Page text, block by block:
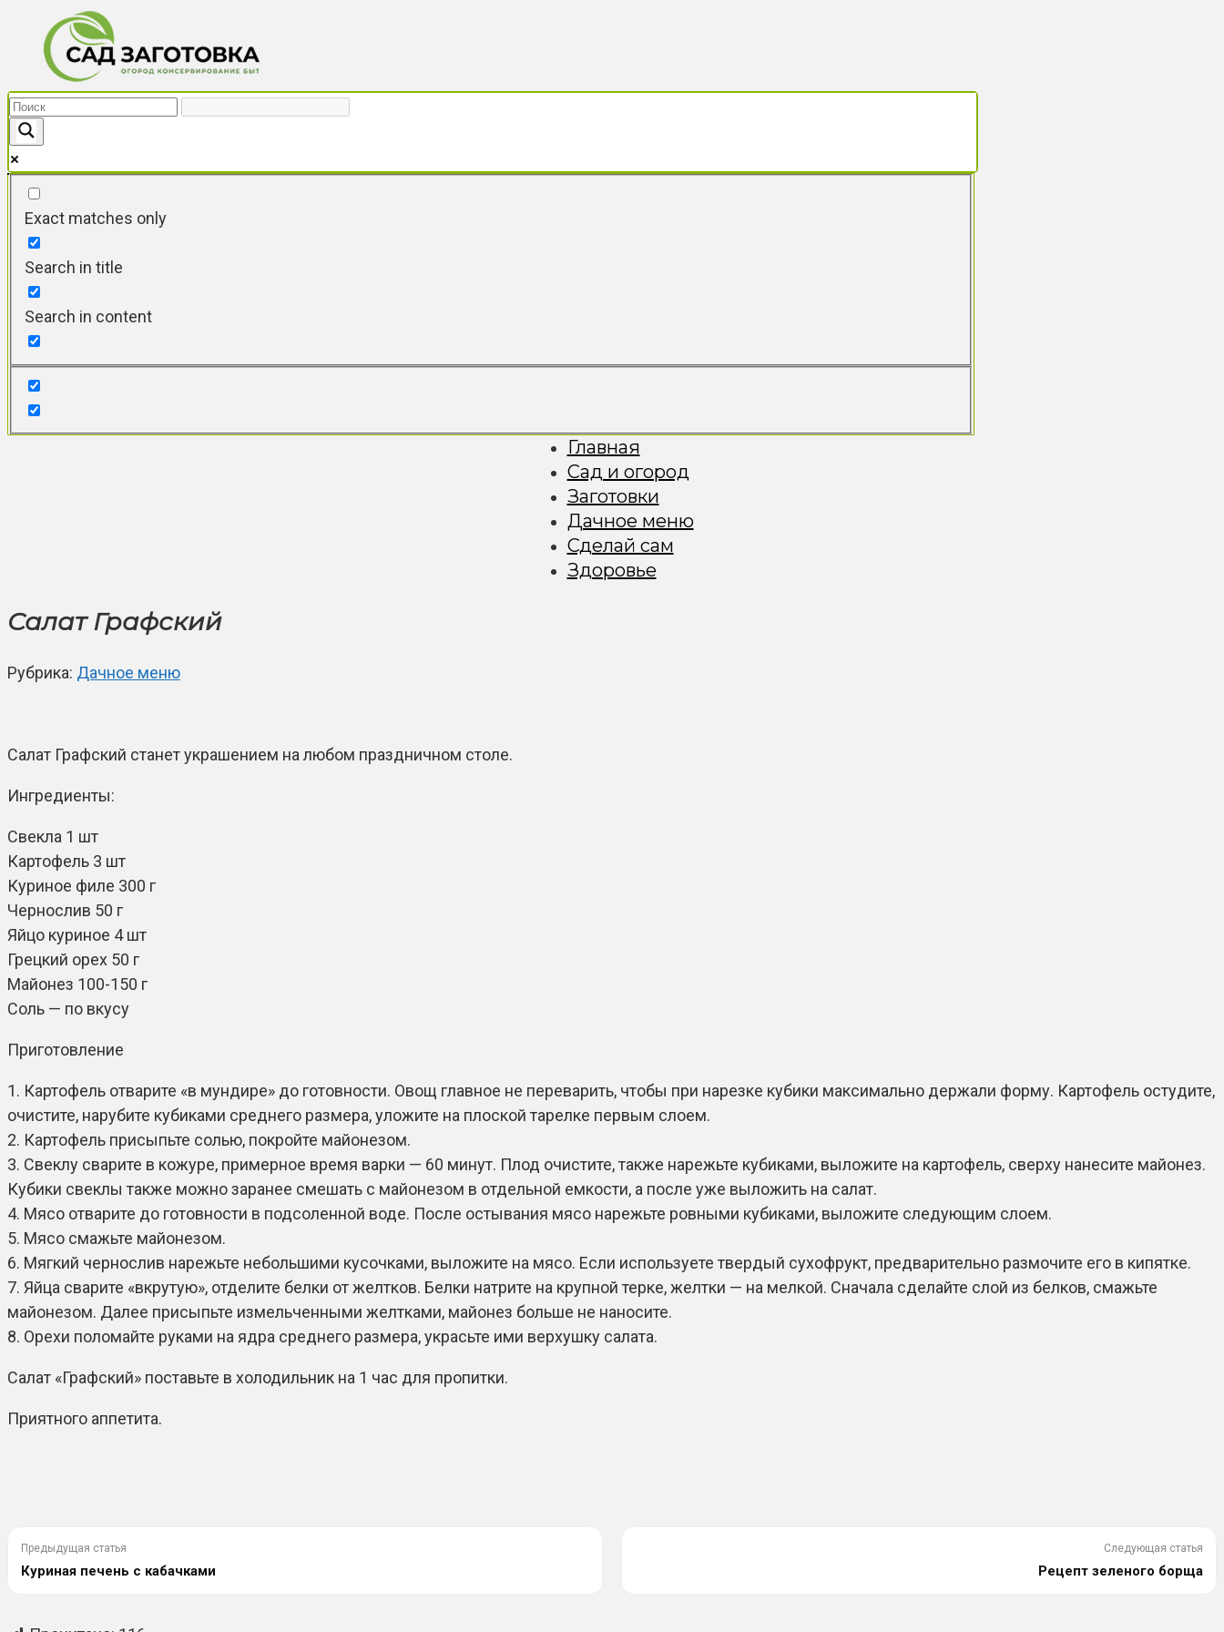
Перейти
контенту
Exact matches only
Search in title
Search in content
Главная
Сад и огород
Заготовки
Дачное меню
Сделай сам
Здоровье
Салат Графский
Рубрика: Дачное меню
Салат Графский станет украшением на любом праздничном столе.
Ингредиенты:
Свекла 1 шт
Картофель 3 шт
Куриное филе 300 г
Чернослив 50 г
Яйцо куриное 4 шт
Грецкий орех 50 г
Майонез 100-150 г
Соль — по вкусу
Приготовление
1. Картофель отварите «в мундире» до готовности. Овощ главное не переварить, чтобы при нарезке кубики максимально держали форму. Картофель остудите,
очистите, нарубите кубиками среднего размера, уложите на плоской тарелке первым слоем.
2. Картофель присыпьте солью, покройте майонезом.
3. Свеклу сварите в кожуре, примерное время варки — 60 минут. Плод очистите, также нарежьте кубиками, выложите на картофель, сверху нанесите майонез.
Кубики свеклы также можно заранее смешать с майонезом в отдельной емкости, а после уже выложить на салат.
4. Мясо отварите до готовности в подсоленной воде. После остывания мясо нарежьте ровными кубиками, выложите следующим слоем.
5. Мясо смажьте майонезом.
6. Мягкий чернослив нарежьте небольшими кусочками, выложите на мясо. Если используете твердый сухофрукт, предварительно размочите его в кипятке.
7. Яйца сварите «вкрутую», отделите белки от желтков. Белки натрите на крупной терке, желтки — на мелкой. Сначала сделайте слой из белков, смажьте
майонезом. Далее присыпьте измельченными желтками, майонез больше не наносите.
8. Орехи поломайте руками на ядра среднего размера, украсьте ими верхушку салата.
Салат «Графский» поставьте в холодильник на 1 час для пропитки.
Приятного аппетита.
Предыдущая статья
Куриная печень с кабачками
Следующая статья
Рецепт зеленого борща